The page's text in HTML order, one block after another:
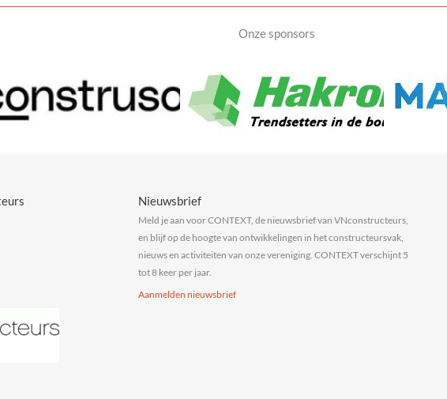
Onze sponsors
Nieuwsbrief
Meld je aan voor CONTEXT, de nieuwsbrief van VNconstructeurs,
en blijf op de hoogte van ontwikkelingen in het constructeursvak,
nieuws en activiteiten van onze vereniging. CONTEXT verschijnt 5
tot 8 keer per jaar.
Aanmelden nieuwsbrief